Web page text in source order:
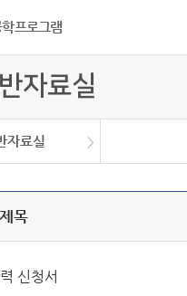
프로그램
자료실
자료실
프로그램소개
교과과정
자료실
공지사항
대학원
사관련 자료
일반자료실
장학금
졸업작품
제목
신청서